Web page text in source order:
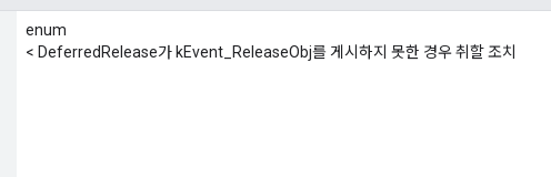
enum
< DeferredRelease가 kEvent_ReleaseObj를 게시하지 못한 경우 취할 조치